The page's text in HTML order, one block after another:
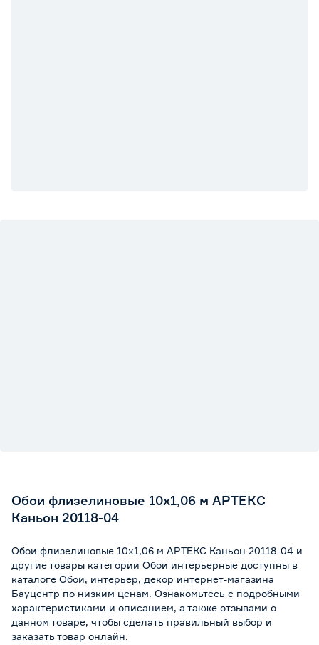
Обои флизелиновые 10х1,06 м АРТЕКС
Каньон 20118-04
Обои флизелиновые 10х1,06 м АРТЕКС Каньон 20118-04 и
другие товары категории Обои интерьерные доступны в
каталоге Обои, интерьер, декор интернет-магазина
Бауцентр по низким ценам. Ознакомьтесь с подробными
характеристиками и описанием, а также отзывами о
данном товаре, чтобы сделать правильный выбор и
заказать товар онлайн.